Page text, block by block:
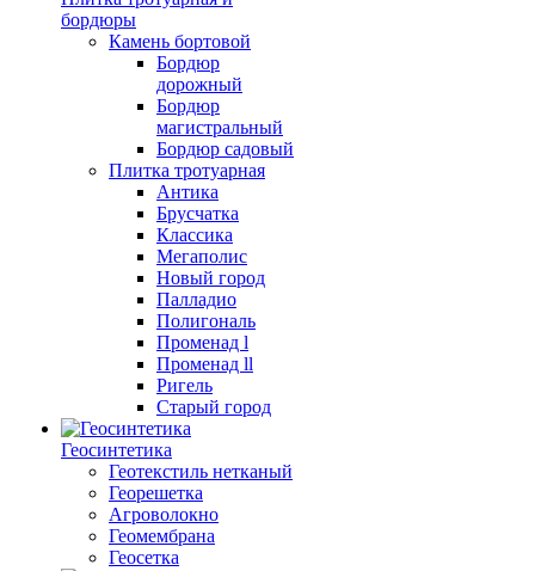
бордюры
Камень бортовой
Бордюр
дорожный
Бордюр
магистральный
Бордюр садовый
Плитка тротуарная
Антика
Брусчатка
Классика
Мегаполис
Новый город
Палладио
Полигональ
Променад l
Променад ll
Ригель
Старый город
Геосинтетика
Геотекстиль нетканый
Георешетка
Агроволокно
Геомембрана
Геосетка